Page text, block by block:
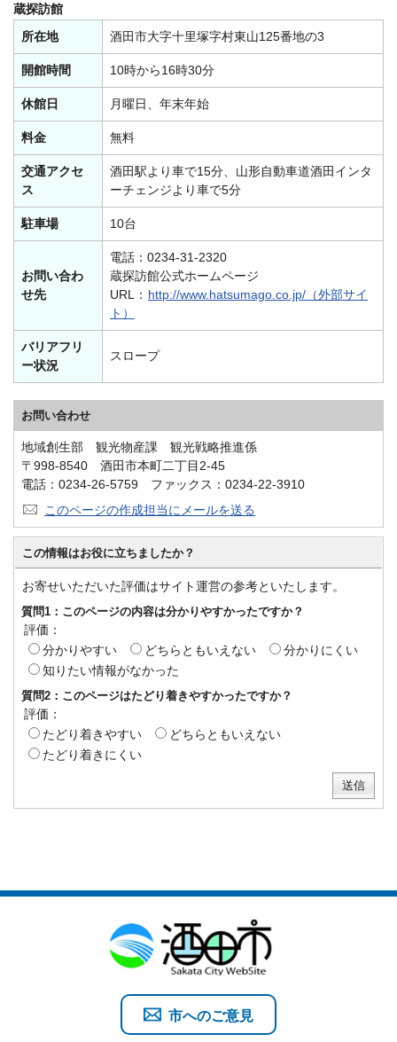
蔵探訪館
所在地
酒田市大字十里塚字村東山125番地の3
開館時間 10時から16時30分
休館日 月曜日、年末年始
料金 無料
交通アクセ
ス
酒田駅より車で15分、山形自動車道酒田インタ
ーチェンジより車で5分
駐車場 10台
お問い合わ
せ先
電話：0234-31-2320
蔵探訪館公式ホームページ
URL： http://www.hatsumago.co.jp/（外部サイ
ト）
バリアフリ
ー状況
スロープ
お問い合わせ
地域創生部 観光物産課 観光戦略推進係
〒998-8540 酒田市本町二丁目2-45
電話：0234-26-5759 ファックス：0234-22-3910
このページの作成担当にメールを送る
この情報はお役に立ちましたか？
お寄せいただいた評価はサイト運営の参考といたします。
質問1：このページの内容は分かりやすかったですか？
評価：
分かりやすい
どちらともいえない
分かりにくい
知りたい情報がなかった
質問2：このページはたどり着きやすかったですか？
評価：
たどり着きやすい
どちらともいえない
たどり着きにくい
市へのご意見